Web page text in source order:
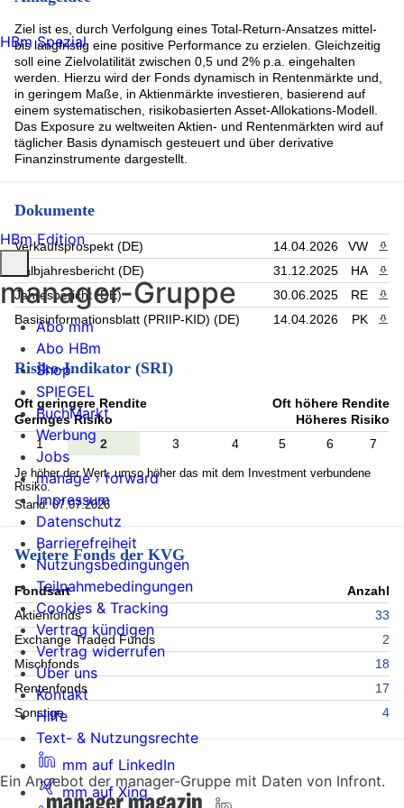
SMI Index Future (EURX_CHF) Sep.2026 (0.01%)
10Y Canadian Govt. Bond Future (ME) Sep.2026 (0.01%)
Euro Bund Future (EURX) Sep.2026 (0.01%)
ITALIEN,REP.GOV.BD. (EURX) Sep.2026 (0.01%)
10Y Long Gilt Future (ICE) Sep.2026 (0.01%)
Long Term Euro OAT Futures (EURX) Sep.2026 (0.01%)
Rest (2.62%)
Ziel ist es, durch Verfolgung eines Total-Return-Ansatzes mittel-
bis langfristig eine positive Performance zu erzielen. Gleichzeitig
soll eine Zielvolatilität zwischen 0,5 und 2% p.a. eingehalten
werden. Hierzu wird der Fonds dynamisch in Rentenmärkte und,
in geringem Maße, in Aktienmärkte investieren, basierend auf
einem systematischen, risikobasierten Asset-Allokations-Modell.
Das Exposure zu weltweiten Aktien- und Rentenmärkten wird auf
täglicher Basis dynamisch gesteuert und über derivative
Finanzinstrumente dargestellt.
Dokumente
Verkaufsprospekt (DE) 14.04.2026 VW
Halbjahresbericht (DE)
31.12.2025 HA
Jahresbericht (DE)
30.06.2025 RE
Basisinformationsblatt (PRIIP-KID) (DE)
14.04.2026 PK
Risiko-Indikator (SRI)
Oft geringere Rendite
Geringes Risiko
Oft höhere Rendite
Höheres Risiko
1
2 3 4 5 6 7
Je höher der Wert, umso höher das mit dem Investment verbundene
Risiko.
Stand: 07.07.2026
Weitere Fonds der KVG
Fondsart
Anzahl
Aktienfonds
33
Exchange Traded Funds
2
Mischfonds
18
Rentenfonds
17
Sonstige
4
Ein Angebot der manager-Gruppe mit Daten von Infront.
HBm Spezial
HBm Edition
manager-Gruppe
Abo mm
Abo HBm
Shop
SPIEGEL
BuchMarkt
Werbung
Jobs
manage › forward
Impressum
Datenschutz
Barrierefreiheit
Nutzungsbedingungen
Teilnahmebedingungen
Cookies & Tracking
Vertrag kündigen
Vertrag widerrufen
Über uns
Kontakt
Hilfe
Text- & Nutzungsrechte
mm auf LinkedIn
mm auf Xing